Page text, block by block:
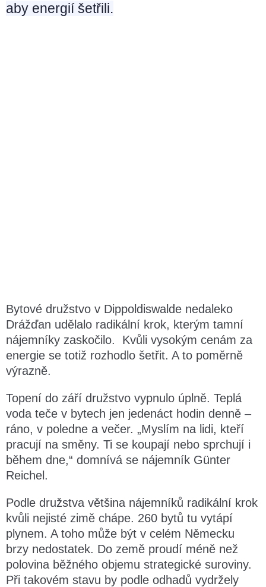
aby energií šetřili.
Bytové družstvo v Dippoldiswalde nedaleko
Drážďan udělalo radikální krok, kterým tamní
nájemníky zaskočilo. Kvůli vysokým cenám za
energie se totiž rozhodlo šetřit. A to poměrně
výrazně.
Topení do září družstvo vypnulo úplně. Teplá
voda teče v bytech jen jedenáct hodin denně –
ráno, v poledne a večer. „Myslím na lidi, kteří
pracují na směny. Ti se koupají nebo sprchují i
během dne,“ domnívá se nájemník Günter
Reichel.
Podle družstva většina nájemníků radikální krok
kvůli nejisté zimě chápe. 260 bytů tu vytápí
plynem. A toho může být v celém Německu
brzy nedostatek. Do země proudí méně než
polovina běžného objemu strategické suroviny.
Při takovém stavu by podle odhadů vydržely